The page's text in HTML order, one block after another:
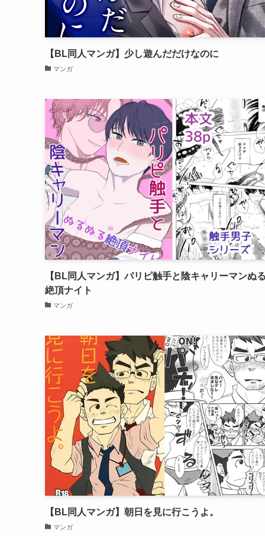
【BL同人マンガ】少し遊んだだけなのに
マンガ
【BL同人マンガ】パリピ触手と陰キャリーマンぬ
絶頂ナイト
マンガ
【BL同人マンガ】朝日を見に行こうよ。
マンガ